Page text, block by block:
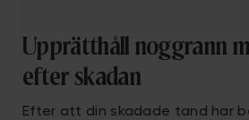
Upprätthåll noggrann
efter skadan
Efter att din skadade tand har